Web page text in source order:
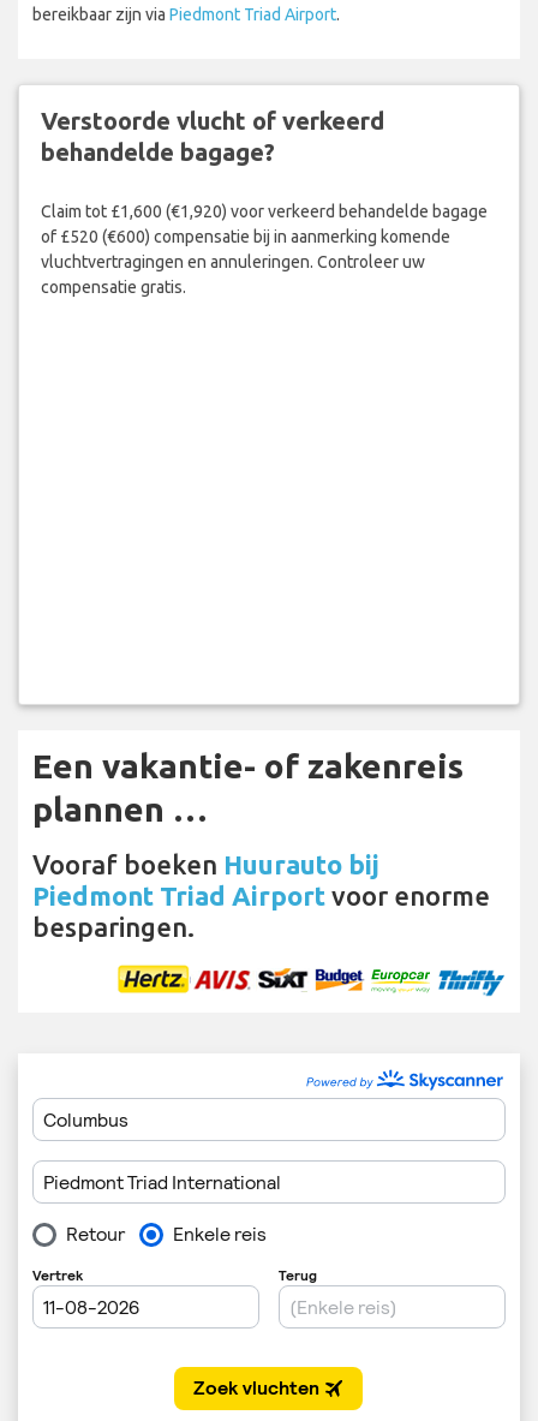
bereikbaar zijn via Piedmont Triad Airport.
Verstoorde vlucht of verkeerd
behandelde bagage?
Claim tot £1,600 (€1,920) voor verkeerd behandelde bagage
of £520 (€600) compensatie bij in aanmerking komende
vluchtvertragingen en annuleringen. Controleer uw
compensatie gratis.
Een vakantie- of zakenreis
plannen …
Vooraf boeken Huurauto bij
Piedmont Triad Airport voor enorme
besparingen.